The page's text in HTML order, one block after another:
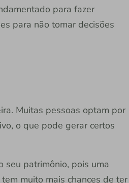
para fazer
para não tomar decisões
Muitas pessoas optam por
o que pode gerar certos
seu patrimônio, pois uma
muito mais chances de ter